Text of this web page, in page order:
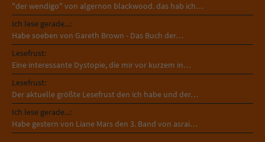
"der wendigo" von algernon blackwood. das hab ich…
Ich lese gerade...:
Habe soeben von Gareth Brown - Das Buch der…
Lesefrust:
Eine interessante Dystopie, die mir vor kurzem in…
Lesefrust:
Der aktuelle größte Lesefrust den ich habe und der…
Ich lese gerade...:
Habe gestern von Liane Mars den 3. Band von asrai…